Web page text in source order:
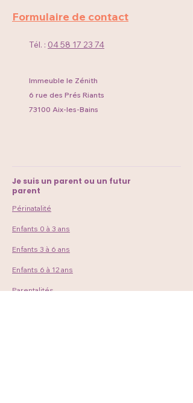
Formulaire de contact
Tél. : 04 58 17 23 74
Immeuble le Zénith
6 rue des Prés Riants
73100 Aix-les-Bains
Je suis un parent ou un futur
parent
Périnatalité
Enfants 0 à 3 ans
Enfants 3 à 6 ans
Enfants 6 à 12 ans
Parentalités